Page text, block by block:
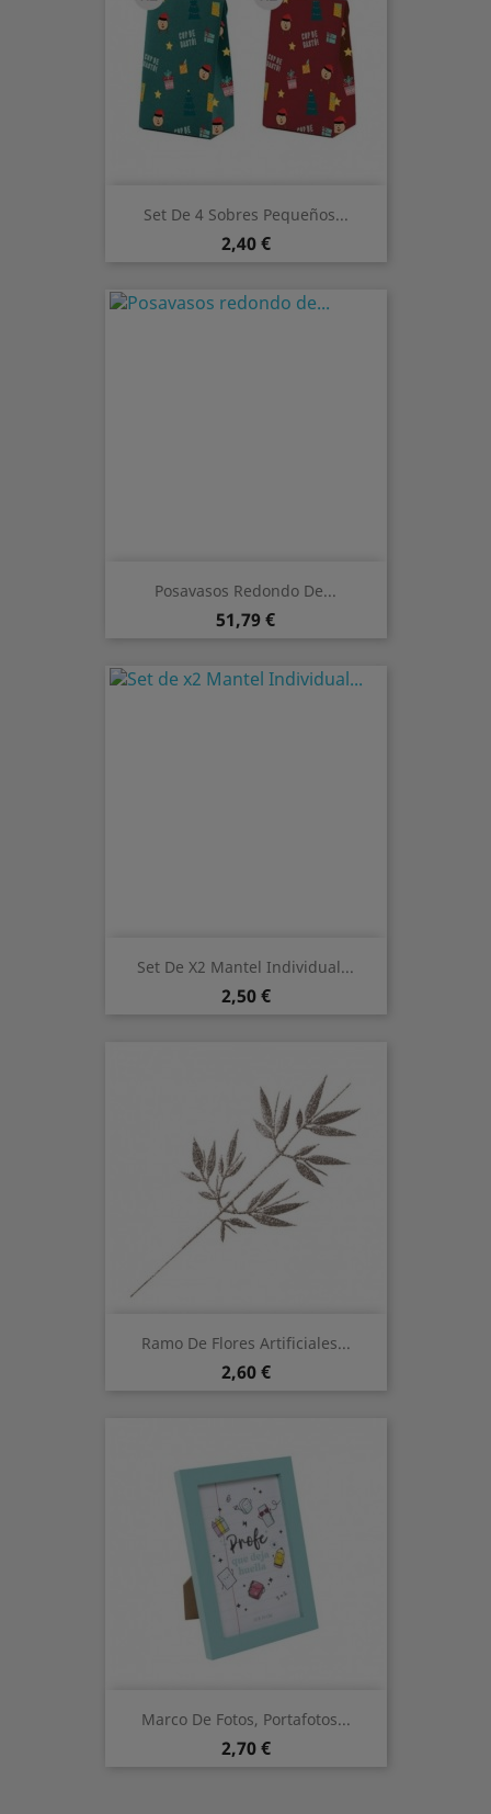
Set De 4 Sobres Pequeños...
Precio
2,40 €
Posavasos Redondo De...
Precio
51,79 €
Set De X2 Mantel Individual...
Precio
2,50 €
Ramo De Flores Artificiales...
Precio
2,60 €
Marco De Fotos, Portafotos...
Precio
2,70 €